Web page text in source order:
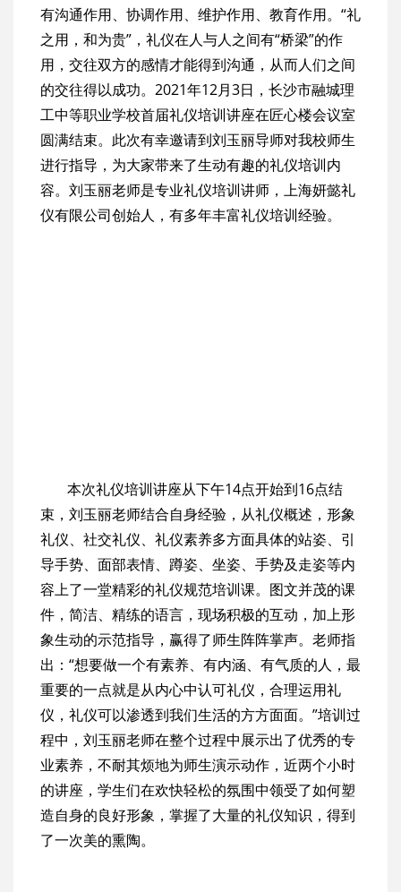
有沟通作用、协调作用、维护作用、教育作用。“礼
之用，和为贵”，礼仪在人与人之间有“桥梁”的作
用，交往双方的感情才能得到沟通，从而人们之间
的交往得以成功。2021年12月3日，长沙市融城理
工中等职业学校首届礼仪培训讲座在匠心楼会议室
圆满结束。此次有幸邀请到刘玉丽导师对我校师生
进行指导，为大家带来了生动有趣的礼仪培训内
容。刘玉丽老师是专业礼仪培训讲师，上海妍懿礼
仪有限公司创始人，有多年丰富礼仪培训经验。
本次礼仪培训讲座从下午14点开始到16点结
束，刘玉丽老师结合自身经验，从礼仪概述，形象
礼仪、社交礼仪、礼仪素养多方面具体的站姿、引
导手势、面部表情、蹲姿、坐姿、手势及走姿等内
容上了一堂精彩的礼仪规范培训课。图文并茂的课
件，简洁、精练的语言，现场积极的互动，加上形
象生动的示范指导，赢得了师生阵阵掌声。老师指
出：“想要做一个有素养、有内涵、有气质的人，最
重要的一点就是从内心中认可礼仪，合理运用礼
仪，礼仪可以渗透到我们生活的方方面面。”培训过
程中，刘玉丽老师在整个过程中展示出了优秀的专
业素养，不耐其烦地为师生演示动作，近两个小时
的讲座，学生们在欢快轻松的氛围中领受了如何塑
造自身的良好形象，掌握了大量的礼仪知识，得到
了一次美的熏陶。